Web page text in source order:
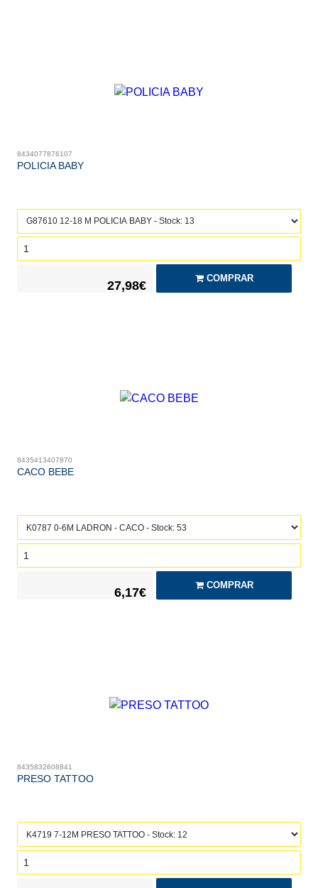
8434077876107
POLICIA BABY
27,98€
COMPRAR
8435413407870
CACO BEBE
6,17€
COMPRAR
8435832608841
PRESO TATTOO